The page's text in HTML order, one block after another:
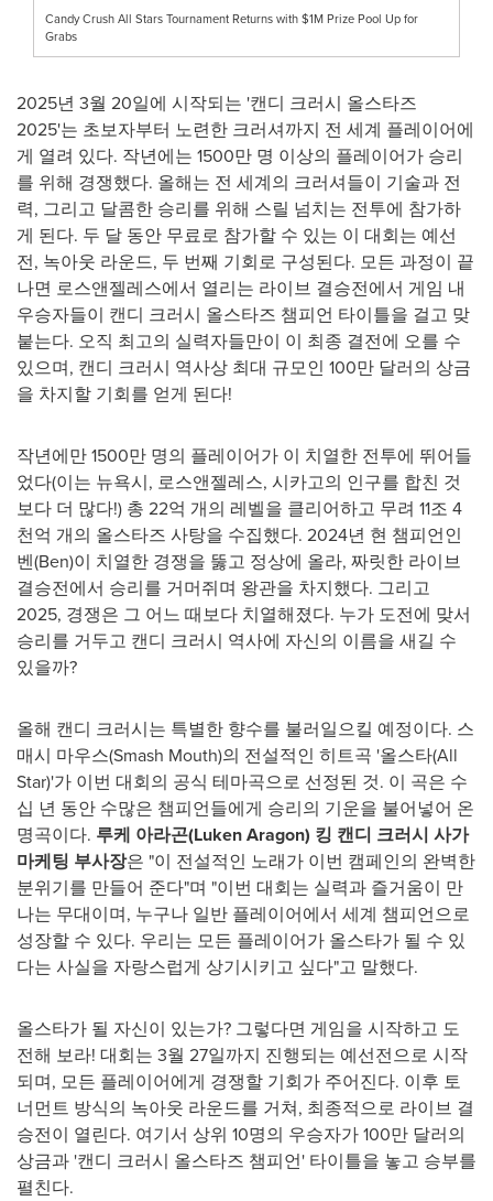
Candy Crush All Stars Tournament Returns with $1M Prize Pool Up for
Grabs
2025년 3월 20일에 시작되는 '캔디 크러시 올스타즈
2025'는 초보자부터 노련한 크러셔까지 전 세계 플레이어에
게 열려 있다. 작년에는 1500만 명 이상의 플레이어가 승리
를 위해 경쟁했다. 올해는 전 세계의 크러셔들이 기술과 전
력, 그리고 달콤한 승리를 위해 스릴 넘치는 전투에 참가하
게 된다. 두 달 동안 무료로 참가할 수 있는 이 대회는 예선
전, 녹아웃 라운드, 두 번째 기회로 구성된다. 모든 과정이 끝
나면 로스앤젤레스에서 열리는 라이브 결승전에서 게임 내
우승자들이 캔디 크러시 올스타즈 챔피언 타이틀을 걸고 맞
붙는다. 오직 최고의 실력자들만이 이 최종 결전에 오를 수
있으며, 캔디 크러시 역사상 최대 규모인 100만 달러의 상금
을 차지할 기회를 얻게 된다!
작년에만 1500만 명의 플레이어가 이 치열한 전투에 뛰어들
었다(이는 뉴욕시, 로스앤젤레스, 시카고의 인구를 합친 것
보다 더 많다!) 총 22억 개의 레벨을 클리어하고 무려 11조 4
천억 개의 올스타즈 사탕을 수집했다. 2024년 현 챔피언인
벤(Ben)이 치열한 경쟁을 뚫고 정상에 올라, 짜릿한 라이브
결승전에서 승리를 거머쥐며 왕관을 차지했다. 그리고
2025, 경쟁은 그 어느 때보다 치열해졌다. 누가 도전에 맞서
승리를 거두고 캔디 크러시 역사에 자신의 이름을 새길 수
있을까?
올해 캔디 크러시는 특별한 향수를 불러일으킬 예정이다. 스
매시 마우스(Smash Mouth)의 전설적인 히트곡 '올스타(All
Star)'가 이번 대회의 공식 테마곡으로 선정된 것. 이 곡은 수
십 년 동안 수많은 챔피언들에게 승리의 기운을 불어넣어 온
명곡이다. 루케 아라곤(Luken Aragon) 킹 캔디 크러시 사가
마케팅 부사장은 "이 전설적인 노래가 이번 캠페인의 완벽한
분위기를 만들어 준다"며 "이번 대회는 실력과 즐거움이 만
나는 무대이며, 누구나 일반 플레이어에서 세계 챔피언으로
성장할 수 있다. 우리는 모든 플레이어가 올스타가 될 수 있
다는 사실을 자랑스럽게 상기시키고 싶다"고 말했다.
올스타가 될 자신이 있는가? 그렇다면 게임을 시작하고 도
전해 보라! 대회는 3월 27일까지 진행되는 예선전으로 시작
되며, 모든 플레이어에게 경쟁할 기회가 주어진다. 이후 토
너먼트 방식의 녹아웃 라운드를 거쳐, 최종적으로 라이브 결
승전이 열린다. 여기서 상위 10명의 우승자가 100만 달러의
상금과 '캔디 크러시 올스타즈 챔피언' 타이틀을 놓고 승부를
펼친다.